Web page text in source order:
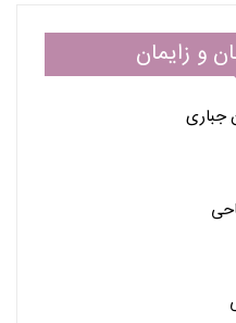
و زایمان
جباری